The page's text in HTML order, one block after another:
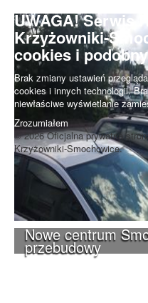
Nowe centrum
przebudowy
UWAGA! Serwis
Krzyżowniki-
cookies i
Brak zmiany ustawień
cookies i innych technologii.
niewłaściwe wyświetlanie
Zrozumiałem
© 2026 Oficjalna prywatna
Krzyżowniki-Smochowice.